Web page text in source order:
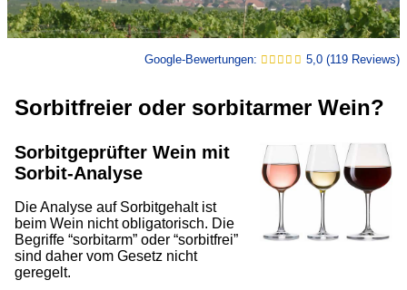
Google-Bewertungen: 5,0 (119 Reviews)
Sorbitfreier oder sorbitarmer Wein?
Sorbitgeprüfter Wein mit
Sorbit-Analyse
Die Analyse auf Sorbitgehalt ist
beim Wein nicht obligatorisch. Die
Begriffe “sorbitarm” oder “sorbitfrei”
sind daher vom Gesetz nicht
geregelt.